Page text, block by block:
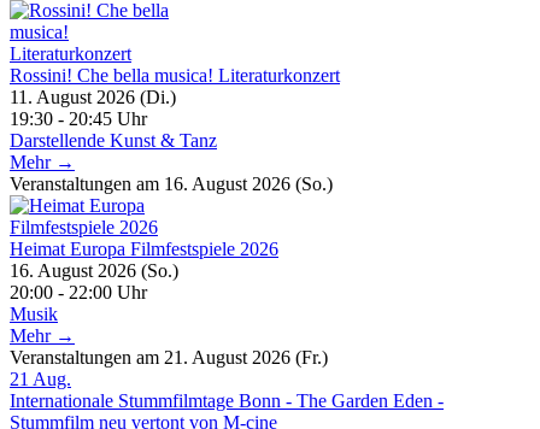
Rossini! Che bella musica! Literaturkonzert
11. August 2026 (Di.)
19:30 - 20:45 Uhr
Darstellende Kunst & Tanz
Mehr →
Veranstaltungen am 16. August 2026 (So.)
Heimat Europa Filmfestspiele 2026
16. August 2026 (So.)
20:00 - 22:00 Uhr
Musik
Mehr →
Veranstaltungen am 21. August 2026 (Fr.)
21 Aug.
Internationale Stummfilmtage Bonn - The Garden Eden -
Stummfilm neu vertont von M-cine